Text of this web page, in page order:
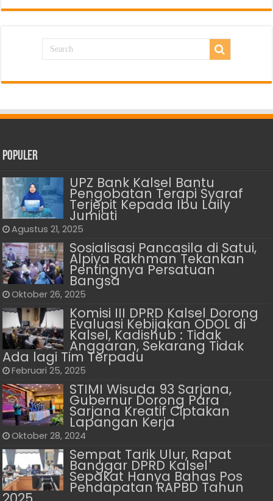
Populer
UPZ Bank Kalsel Bantu
Pengobatan Terapi Syaraf
Terjepit Kepada Ibu Laily
Jumiati
Agustus 21, 2025
Sosialisasi Pancasila di Satui,
Alpiya Rakhman Tekankan
Pentingnya Persatuan
Bangsa
Oktober 26, 2025
Komisi III DPRD Kalsel Dorong
Evaluasi Kebijakan ODOL di
Kalsel, Kadishub : Tidak
Anggaran, Sekarang Tidak
Ada lagi Tim Terpadu
Februari 25, 2025
STIMI Wisuda 93 Sarjana,
Gubernur Dorong Para
Sarjana Kreatif Ciptakan
Lapangan Kerja
Oktober 28, 2024
Sempat Tarik Ulur, Rapat
Banggar DPRD Kalsel
Sepakat Hanya Bahas Pos
Pendapatan RAPBD Tahun